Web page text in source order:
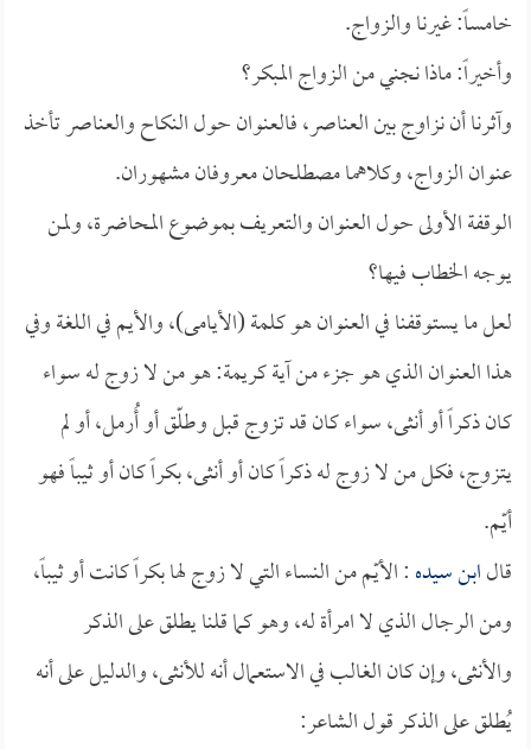
خامساً: غيرنا والزواج.
وأخيراً: ماذا نجني من الزواج المبكر؟
وآثرنا أن نزاوج بين العناصر، فالعنوان حول النكاح والعناصر تأخذ
عنوان الزواج، وكلاهما مصطلحان معروفان مشهوران.
الوقفة الأولى حول العنوان والتعريف بموضوع المحاضرة، ولمن
يوجه الخطاب فيها؟
لعل ما يستوقفنا في العنوان هو كلمة (الأيامى)، والأيم في اللغة وفي
هذا العنوان الذي هو جزء من آية كريمة: هو من لا زوج له سواء
كان ذكراً أو أنثى، سواء كان قد تزوج قبل وطلّق أو أُرمل، أو لم
يتزوج، فكل من لا زوج له ذكراً كان أو أنثى، بكراً كان أو ثيباً فهو
أيّم.
قالابن سيده: الأيّم من النساء التي لا زوج لها بكراً كانت أو ثيباً،
ومن الرجال الذي لا امرأة له، وهو كما قلنا يطلق على الذكر
والأنثى، وإن كان الغالب في الاستعمال أنه للأنثى، والدليل على أنه
يُطلق على الذكر قول الشاعر: